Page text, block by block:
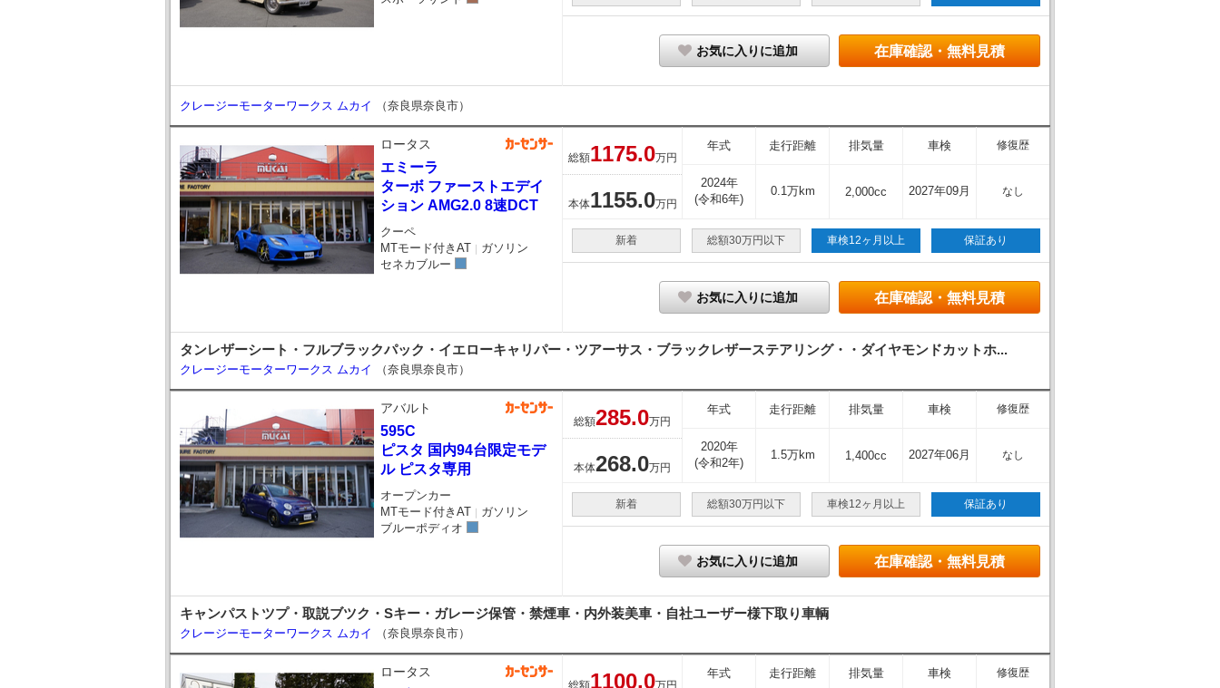
在庫確認・無料見積
お気に入りに追加
クレージーモーターワークス ムカイ （奈良県奈良市）
ロータス
エミーラ
ターボ ファーストエデイ
ション AMG2.0 8速DCT
クーペ
MTモード付きAT ｜ ガソリン
セネカブルー
総額1175.0万円
本体1155.0万円
年式 走行距離 排気量 車検 修復歴
2024年
(令和6年)
0.1万km 2,000cc 2027年09月 なし
新着 総額30万円以下 車検12ヶ月以上 保証あり
在庫確認・無料見積
お気に入りに追加
タンレザーシート・フルブラックパック・イエローキャリパー・ツアーサス・ブラックレザーステアリング・・ダイヤモンドカットホ...
クレージーモーターワークス ムカイ （奈良県奈良市）
アバルト
595C
ピスタ 国内94台限定モデ
ル ピスタ専用
オープンカー
MTモード付きAT ｜ ガソリン
ブルーポディオ
総額285.0万円
本体268.0万円
年式 走行距離 排気量 車検 修復歴
2020年
(令和2年)
1.5万km 1,400cc 2027年06月 なし
新着 総額30万円以下 車検12ヶ月以上 保証あり
在庫確認・無料見積
お気に入りに追加
キャンパストツプ・取説ブツク・Sキー・ガレージ保管・禁煙車・内外装美車・自社ユーザー様下取り車輌
クレージーモーターワークス ムカイ （奈良県奈良市）
ロータス
総額1100.0万円
年式 走行距離 排気量 車検 修復歴